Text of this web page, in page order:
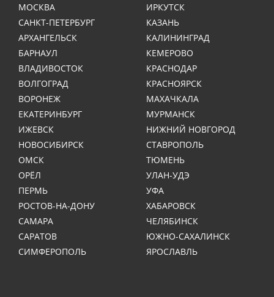
МОСКВА
САНКТ-ПЕТЕРБУРГ
АРХАНГЕЛЬСК
БАРНАУЛ
ВЛАДИВОСТОК
ВОЛГОГРАД
ВОРОНЕЖ
ЕКАТЕРИНБУРГ
ИЖЕВСК
ИРКУТСК
КАЗАНЬ
КАЛИНИНГРАД
КЕМЕРОВО
КРАСНОДАР
КРАСНОЯРСК
МАХАЧКАЛА
МУРМАНСК
НИЖНИЙ НОВГОРОД
НОВОСИБИРСК
ОМСК
ОРЁЛ
ПЕРМЬ
РОСТОВ-НА-ДОНУ
САМАРА
САРАТОВ
СИМФЕРОПОЛЬ
СТАВРОПОЛЬ
ТЮМЕНЬ
УЛАН-УДЭ
УФА
ХАБАРОВСК
ЧЕЛЯБИНСК
ЮЖНО-САХАЛИНСК
ЯРОСЛАВЛЬ